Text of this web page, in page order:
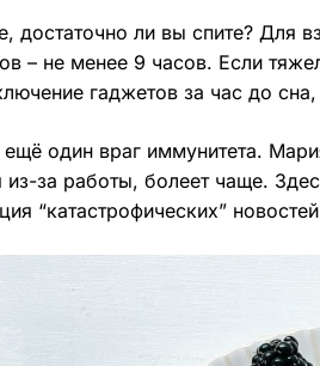
достаточно ли вы спите? Для
– не менее 9 часов. Если
гаджетов за час до
один враг иммунитета.
из-за работы, болеет чаще.
“катастрофических”